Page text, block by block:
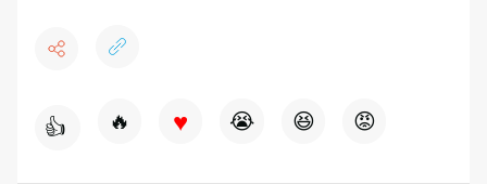
👍 🔥 ♥ 😭 😆 😡